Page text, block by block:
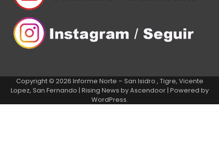
Copyright © 2026 Informe Norte – San Isidro , Tigre, Vicente
Lopez, San Fernando | Rising News byAscendoor| Powered by
WordPress.